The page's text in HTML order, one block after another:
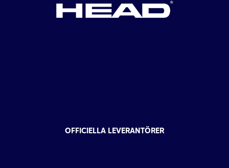
OFFICIELLA LEVERANTÖRER